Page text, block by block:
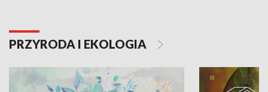
PRZYRODA I EKOLOGIA